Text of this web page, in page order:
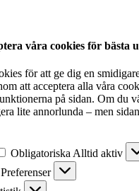
våra cookies för bästa
för att ge dig en
att acceptera alla våra
på sidan. Om du
lite annorlunda – men
Obligatoriska Alltid aktiv
Preferenser